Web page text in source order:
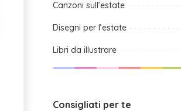
Canzoni sull’estate
Disegni per l’estate
Libri da illustrare
Consigliati per te